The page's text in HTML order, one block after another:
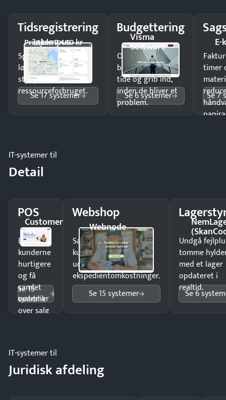
Tidsregistrering
Intempus
Pristjek: 7.440 kr
Spar tid på
lønberegning og få
styr på
ressourceforbruget.
Se 17 systemer
Budgettering
Visma
Software
Opdag
budgetafvigelser i
tide og grib ind,
inden de bliver et
problem.
Se 6 systemer
timer
Se 7
IT-systemer til
Detail
POS
Customer
1st
Ekspedér
kunderne
hurtigere
og få
samlet
overblik
over salg
Se 15
systemer
Webshop
Webnode
Sælg produkter 24/7 til
kunder i hele landet
uden
ekspedientomkostninger.
Se 15 systemer
Undgå
tomme
med et lager
opdateret i
realtid.
Se 6
IT-systemer til
Juridisk afdeling